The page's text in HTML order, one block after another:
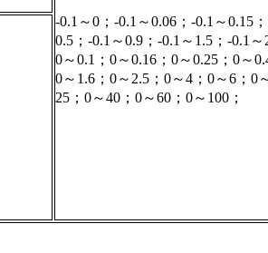
-0.1～0；-0.1～0.06；-0.1～0.15
0.5；-0.1～0.9；-0.1～1.5；-0.1～
0～0.1；0～0.16；0～0.25；0～
0～1.6；0～2.5；0～4；0～6；0
25；0～40；0～60；0～100；